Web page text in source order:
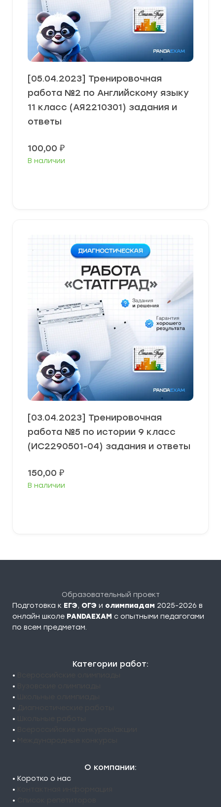
[05.04.2023] Тренировочная
работа №2 по Английскому языку
11 класс (АЯ2210301) задания и
ответы
100,00 ₽
В наличии
[03.04.2023] Тренировочная
работа №5 по истории 9 класс
(ИС2290501-04) задания и ответы
150,00 ₽
В наличии
Образовательный проект
Подготовка к ЕГЭ, ОГЭ и олимпиадам 2025-2026 в
онлайн школе PANDAEXAM c опытными педагогами
по всем предметам.
Категории работ:
•
•
•
•
•
•
•
О компании:
• Коротко о нас
•
•